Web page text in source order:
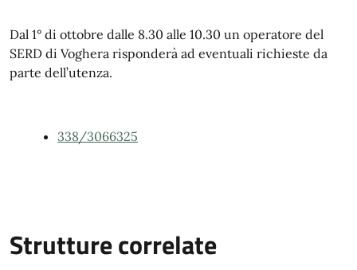
Dal 1° di ottobre dalle 8.30 alle 10.30 un operatore del
SERD di Voghera risponderà ad eventuali richieste da
parte dell’utenza.
338/3066325
Strutture correlate